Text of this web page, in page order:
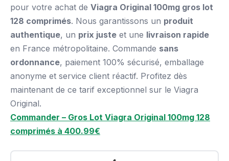
pour votre achat de Viagra Original 100mg gros lot
128 comprimés. Nous garantissons un produit
authentique, un prix juste et une livraison rapide
en France métropolitaine. Commande sans
ordonnance, paiement 100% sécurisé, emballage
anonyme et service client réactif. Profitez dès
maintenant de ce tarif exceptionnel sur le Viagra
Original.
Commander – Gros Lot Viagra Original 100mg 128
comprimés à 400.99€